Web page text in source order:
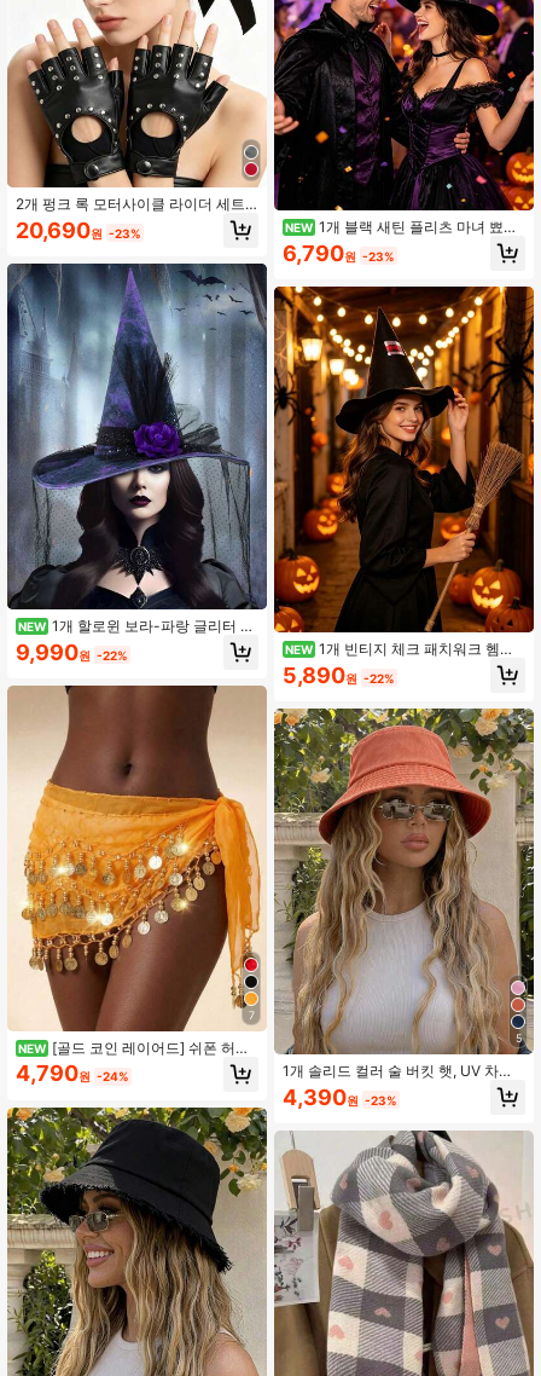
2개 펑크 록 모터사이클 라이더 세트 -
검은색 리벳 모자와 핑거리스 장갑 남
녀용, 고딕 코스프레 의상 액세서리,
갑 세트 - 남녀용 고딕 코스프레 의상
액세서리
20,690원 -23%
NEW 1개 할로윈 보라-파랑 글리터 그
라데이션 마녀 뾰족 모자, 스팽글, 검
은 깃털 및 3D 보라 장미로 장식, 얼굴
어두운 몽환적인 분위기, 튼튼한 모양
으로 붕괴 방지, 여성용 디자인, 할로
윈 파티, 마녀 테마 코스프레, 가면무
도회, 유령의 집 의상, 무대 공연, 휴일
분위기 사진 촬영에 적합, 눈길을 끄는
휴일 액세서리
9,990원 -22%
7
NEW [골드 코인 레이어드] 쉬폰 허리
체인, 보헤미안 스타일 이국적인 허리
장식, 파티 & 휴일 레이어링 액세서리,
4,790원 -24%
NEW 1개 블랙 새틴 플리츠 마녀 뾰족
모자, 부드러운 새틴 원단으로 드레이
프감이 좋으며 쉽게 모양을 잡을 수 있
윈 파티.마녀 코스프레.테마 모임.무대
공연용 성인용 다용도 홀리데이 액세
서리
6,790원 -23%
NEW 1개 빈티지 체크 패치워크 헴프
로프 마법사 뾰족 모자, 영국 시골 분
위기를 연출하며 머리 모양과 의상 레
티, 마법 테마 코스프레, 놀이공원 활
동, 사진 촬영, 성인 남녀, 청소년 휴일
역할극에 적합
5,890원 -22%
5
1개 솔리드 컬러 술 버킷 햇, UV 차단
선햇, 해변 휴가, 여행 및 일상 스트리
트웨어에 완벽
4,390원 -23%